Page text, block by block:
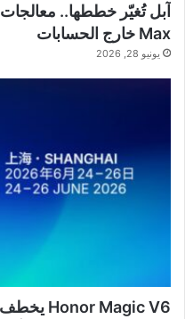
Max خارج الحسابات
يونيو 28, 2026